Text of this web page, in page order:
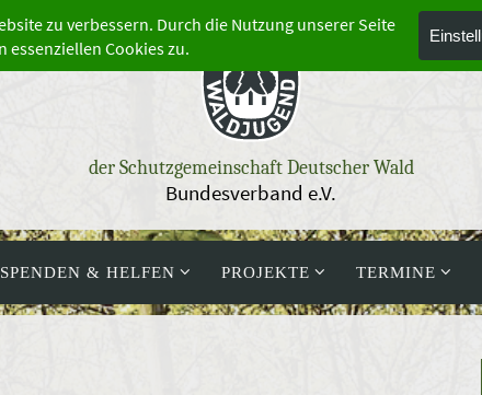
der Schutzgemeinschaft Deutscher Wald
Bundesverband e.V.
SPENDEN & HELFEN PROJEKTE TERMINE